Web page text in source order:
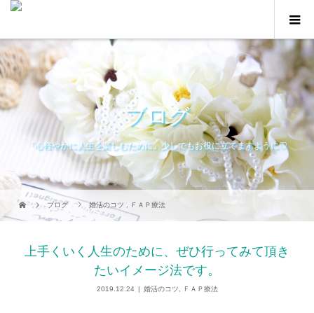
ブログ
『心軽やかに人生を楽しむために』少しでもお役に立てますように♡
ブログ 婚活のコツ ＦＡＰ療法
上手くいく人生のために、ぜひ行ってみて頂き
たいイメージ法です。
2019.12.24 婚活のコツ ＦＡＰ療法